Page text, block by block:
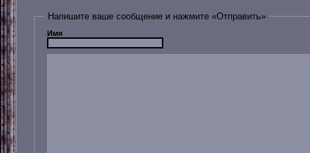
Напишите ваше сообщение и нажмите «Отправить»
Имя